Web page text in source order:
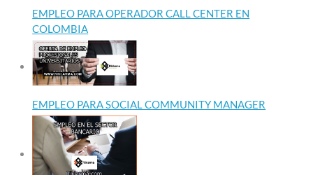
EMPLEO PARA OPERADOR CALL CENTER EN
COLOMBIA
EMPLEO PARA SOCIAL COMMUNITY MANAGER